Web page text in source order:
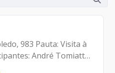
983 Pauta: Visita à
Presidência da Prodam)